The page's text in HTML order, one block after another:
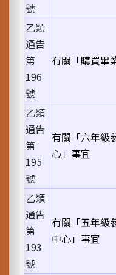
號
乙類
通告
第
196
號
有關「購買畢
乙類
通告
第
195
號
有關「六年級
心」事宜
乙類
通告
第
193
號
有關「五年級
中心」事宜